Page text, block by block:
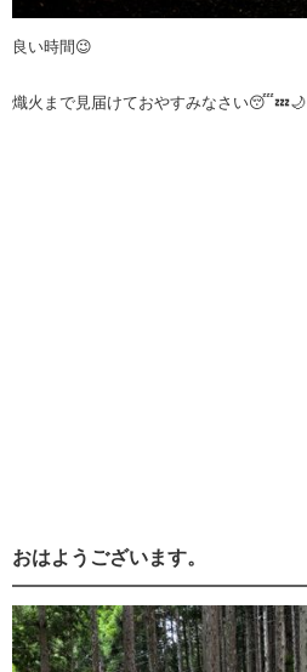
良い時間😉
熾火まで見届けておやすみなさい😴💤🌙
おはようございます。